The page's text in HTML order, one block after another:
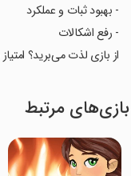
- بهبود ثبات و عملکرد
- رفع اشکالات
از بازی لذت می‌برید؟
بازی‌های مرتبط